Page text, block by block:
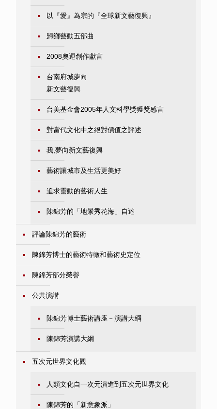
以『愛』為宗的『全球新文藝復興』
歸鄉藝動五部曲
2008奧運創作獻言
台南府城夢向
新文藝復興
台美基金會2005年人文科學獎獲獎感言
對當代文化中之絕對價值之評述
我,夢向新文藝復興
藝術讓城市及生活更美好
追求靈動的藝術人生
陳錦芳的「地景秀花海」自述
評論陳錦芳的藝術
陳錦芳博士的藝術特徵和藝術史定位
陳錦芳部分榮譽
公共演講
陳錦芳博士藝術講座－演講大綱
陳錦芳演講大綱
五次元世界文化觀
人類文化自一次元演進到五次元世界文化
陳錦芳的「新意象派」